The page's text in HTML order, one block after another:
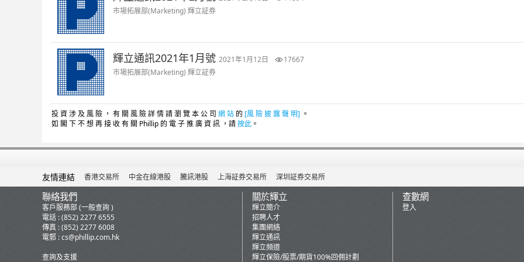
市場拓展部(Marketing) 輝立証券
輝立通訊2021年1月號 2021年1月12日
17667
市場拓展部(Marketing) 輝立証券
投 資 涉 及 風 險 ， 有 關 風 險 詳 情 請 瀏 覽 本 公 司 網 站 的 [風 險 披 露 聲 明] 。
如 閣 下 不 想 再 接 收 有 關 Phillip 的 電 子 推 廣 資 訊 ，請按此 。
友情連結 香港交易所 中金在線港股 騰訊港股 上海証券交易所 深圳証券交易所
聯絡我們
客戶服務部 (一般查詢 )
電話 : (852) 2277 6555
傳真 : (852) 2277 6008
電郵 :cs@phillip.com.hk
查詢及支援
關於輝立
輝立簡介
招聘人才
集團網絡
輝立通訊
輝立頻道
輝立保險/股票/期貨100%回佣計劃
查數網
登入